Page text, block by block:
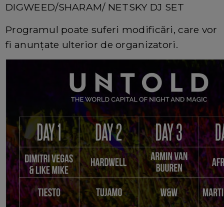
DIGWEED/SHARAM/ NETSKY DJ SET
Programul poate suferi modificări, care vor
fi anunțate ulterior de organizatori.